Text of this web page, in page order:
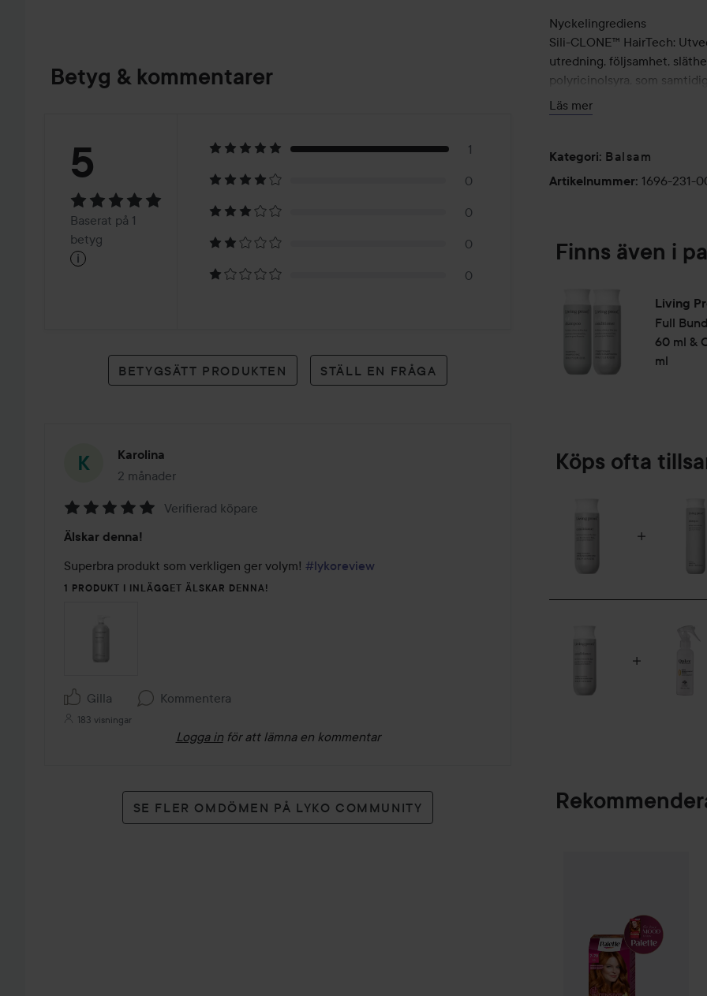
Betyg & kommentarer
Betyg:
5Baserat
på
betyg
5
Baserat på 1
betyg
i
1
0
0
0
0
BETYGSÄTT PRODUKTEN STÄLL EN FRÅGA
Karolina
2 månader
Inlägget skapades 2 månader
5
av
5
Verifierad köpare
Älskar denna!
Superbra produkt som verkligen ger volym! #lykoreview
1 PRODUKT I INLÄGGET ÄLSKAR DENNA!
Gilla Kommentera
183 visningar
Logga in för att lämna en kommentar
SE FLER OMDÖMEN PÅ LYKO COMMUNITY
Nyckelingrediens
Sili-CLONE™ HairTech:
utredning, följsamhet,
polyricinolsyra, som
Användning:
skölj ur.
60 ml
Läs mer
Kategori: Balsam
Artikelnummer: 1696-231-
Finns även i
Living
Full
60 ml &
ml
Köps ofta